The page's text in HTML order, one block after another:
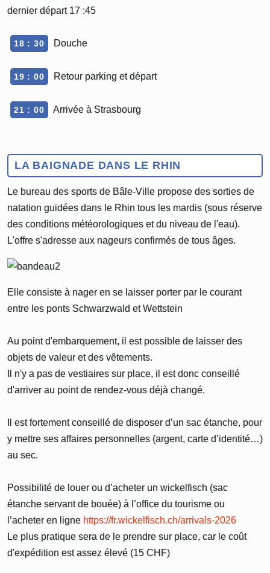
dernier départ 17 :45
18 : 30 Douche
19 : 00 Retour parking et départ
21 : 00 Arrivée à Strasbourg
LA BAIGNADE DANS LE RHIN
Le bureau des sports de Bâle-Ville propose des sorties de
natation guidées dans le Rhin tous les mardis (sous réserve
des conditions météorologiques et du niveau de l'eau).
L'offre s'adresse aux nageurs confirmés de tous âges.
Elle consiste à nager en se laisser porter par le courant
entre les ponts Schwarzwald et Wettstein
Au point d'embarquement, il est possible de laisser des
objets de valeur et des vêtements.
Il n'y a pas de vestiaires sur place, il est donc conseillé
d'arriver au point de rendez-vous déjà changé.
Il est fortement conseillé de disposer d’un sac étanche, pour
y mettre ses affaires personnelles (argent, carte d’identité…)
au sec.
Possibilité de louer ou d’acheter un wickelfisch (sac
étanche servant de bouée) à l’office du tourisme ou
l’acheter en ligne https://fr.wickelfisch.ch/arrivals-2026
Le plus pratique sera de le prendre sur place, car le coût
d'expédition est assez élevé (15 CHF)